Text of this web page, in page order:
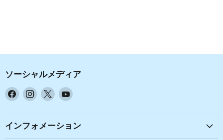
ソーシャルメディア
Facebook
見
つ
Instagram
見
つ
X
見
つ
YouTube
見
つ
インフォメーション